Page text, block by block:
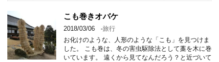
こも巻きオバケ
2018/03/06 -旅行
お化けのような、人形のような「こも」を見つけま
した。 こも巻は、冬の害虫駆除法として藁を木に巻
いています。 遠くから見てなんだろう？と近づいて